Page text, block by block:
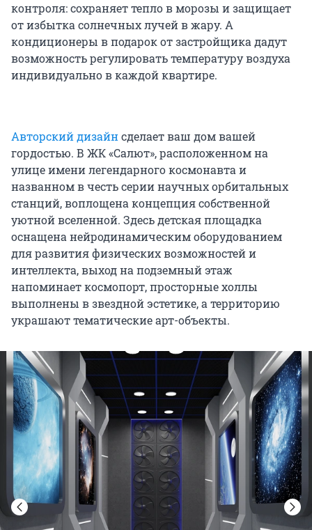
контроля: сохраняет тепло в морозы и защищает
от избытка солнечных лучей в жару. А
кондиционеры в подарок от застройщика дадут
возможность регулировать температуру воздуха
индивидуально в каждой квартире.
Авторский дизайнсделает ваш дом вашей
гордостью. В ЖК «Салют», расположенном на
улице имени легендарного космонавта и
названном в честь серии научных орбитальных
станций, воплощена концепция собственной
уютной вселенной. Здесь детская площадка
оснащена нейродинамическим оборудованием
для развития физических возможностей и
интеллекта, выход на подземный этаж
напоминает космопорт, просторные холлы
выполнены в звездной эстетике, а территорию
украшают тематические арт-объекты.